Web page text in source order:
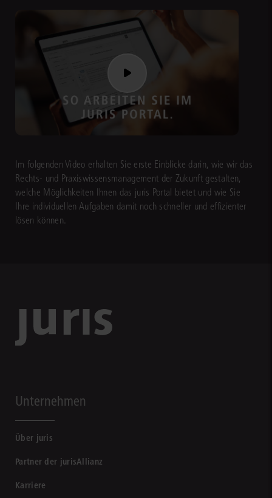
Im folgenden Video erhalten Sie erste Einblicke darin, wie wir das
Rechts- und Praxiswissensmanagement der Zukunft gestalten,
welche Möglichkeiten Ihnen das juris Portal bietet und wie Sie
Ihre individuellen Aufgaben damit noch schneller und effizienter
lösen können.
Unternehmen
Über juris
Partner der jurisAllianz
Karriere